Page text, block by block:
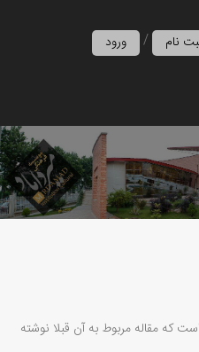
ورود / نام
ﮐﻪ ﻣﻘﺎﻟﻪ ﻣﺮﺑﻮط ﺑﻪ آن ﻗﺒﻼ ﻧﻮﺷﺘﻪ